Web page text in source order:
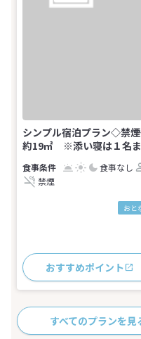
シンプル宿泊プラン◇禁
約19㎡ ※添い寝は１名
食事なし
禁煙
おと
おすすめポイント
すべてのプランを見